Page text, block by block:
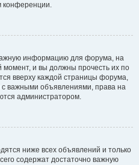
конференции.
информацию для форума, на
момент, и вы должны прочесть их по
вверху каждой страницы форума,
с важными объявлениями, права на
администратором.
ниже всех объявлений и только
содержат достаточно важную